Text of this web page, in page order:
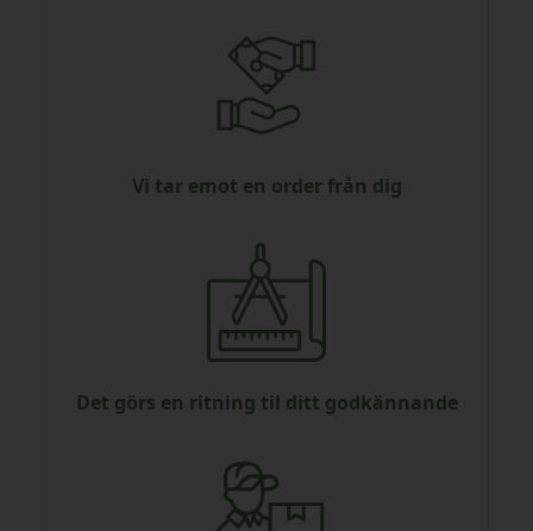
Vi tar emot en order från dig
Det görs en ritning til ditt godkännande